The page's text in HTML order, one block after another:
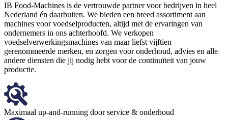
IB Food-Machines is de vertrouwde partner voor bedrijven in heel
Nederland én daarbuiten. We bieden een breed assortiment aan
machines voor voedselproducten, altijd met de ervaringen van
ondernemers in ons achterhoofd. We verkopen
voedselverwerkingsmachines van maar liefst vijftien
gerenommeerde merken, en zorgen voor onderhoud, advies en alle
andere diensten die jij nodig hebt voor de continuïteit van jouw
productie.
Maximaal up-and-running door service & onderhoud